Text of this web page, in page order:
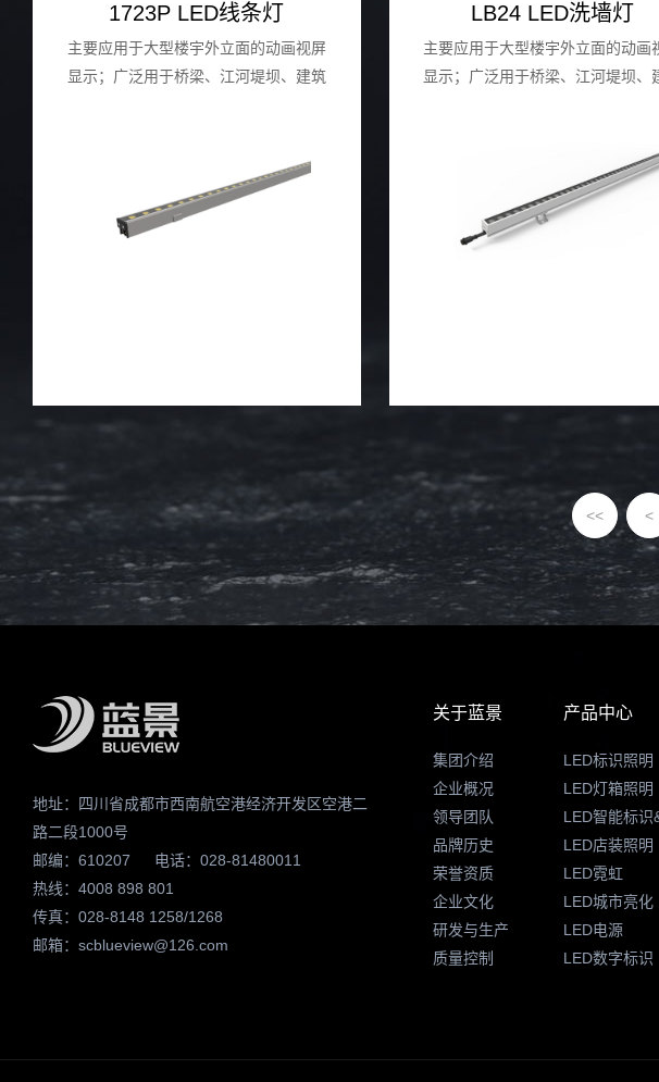
1723P LED线条灯
主要应⽤于⼤型楼宇外⽴⾯的动画视屏
显示；⼴泛⽤于桥梁、江河堤坝、建筑
LB24 LED洗墙灯
主要应⽤于⼤型楼宇外⽴⾯的动画
显示；⼴泛⽤于桥梁、江河堤坝、
<< <
地址：四川省成都市西南航空港经济开发区空港二
路二段1000号
邮编：610207
电话：028-81480011
热线：4008 898 801
传真：028-8148 1258/1268
邮箱：scblueview@126.com
关于蓝景
集团介绍
企业概况
领导团队
品牌历史
荣誉资质
企业文化
研发与生产
质量控制
产品中心
LED标识照明
LED灯箱照明
LED智能标识
LED店装照明
LED霓虹
LED城市亮化
LED电源
LED数字标识